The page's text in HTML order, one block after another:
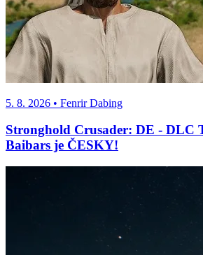
5. 8. 2026 • Fenrir Dabing
Stronghold Crusader: DE - DLC
Baibars je ČESKY!